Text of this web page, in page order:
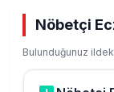
Nöbetçi
Bulunduğunuz